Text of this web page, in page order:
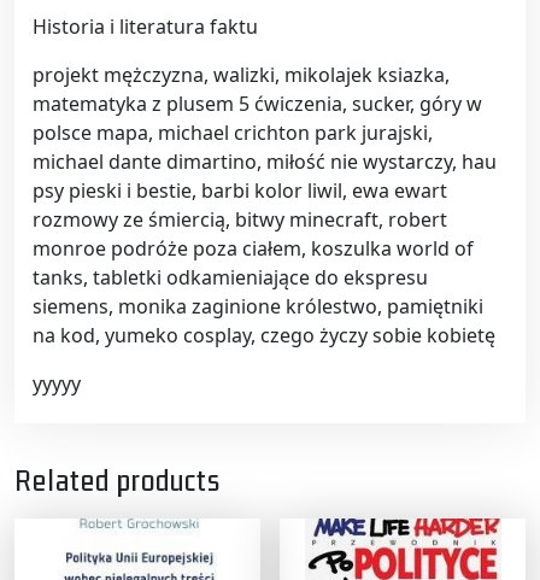
Historia i literatura faktu
projekt mężczyzna, walizki, mikolajek ksiazka,
matematyka z plusem 5 ćwiczenia, sucker, góry w
polsce mapa, michael crichton park jurajski,
michael dante dimartino, miłość nie wystarczy, hau
psy pieski i bestie, barbi kolor liwil, ewa ewart
rozmowy ze śmiercią, bitwy minecraft, robert
monroe podróże poza ciałem, koszulka world of
tanks, tabletki odkamieniające do ekspresu
siemens, monika zaginione królestwo, pamiętniki
na kod, yumeko cosplay, czego życzy sobie kobietę
yyyyy
Related products